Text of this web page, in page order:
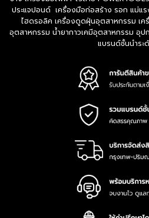
ประแจปอนด์ เครื่องมือก่อสร้าง รอก แม่แ
ไฮดรอลิค เครื่องดูดฝุ่นอุตสาหกรรม เค
อุตสาหกรรม น้ำยากาวเคมีอุตสาหกรรม อุ
แบรนด์ชั้นนำระ